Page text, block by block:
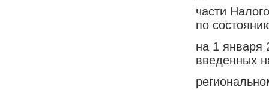
части
по
на 1 января
введенных